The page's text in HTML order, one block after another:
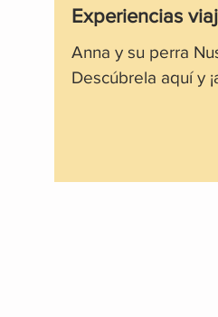
Experiencias
Anna y su perra
Descúbrela aquí y